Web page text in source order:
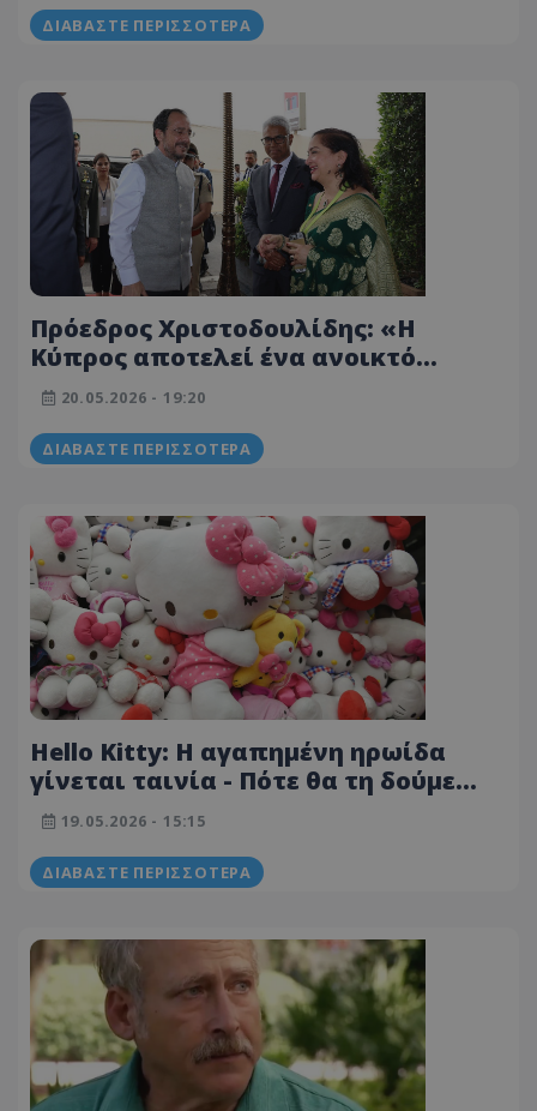
ΔΙΑΒΆΣΤΕ ΠΕΡΙΣΣΌΤΕΡΑ
Πρόεδρος Χριστοδουλίδης: «Η
Κύπρος αποτελεί ένα ανοικτό
στούντιο» - Ταινία Bollywood θα
γυριστεί για πρώτη φορά στη χώρα
μας
20.05.2026 - 19:20
ΔΙΑΒΆΣΤΕ ΠΕΡΙΣΣΌΤΕΡΑ
Hello Kitty: Η αγαπημένη ηρωίδα
γίνεται ταινία - Πότε θα τη δούμε
στους κινηματογράφους
19.05.2026 - 15:15
ΔΙΑΒΆΣΤΕ ΠΕΡΙΣΣΌΤΕΡΑ